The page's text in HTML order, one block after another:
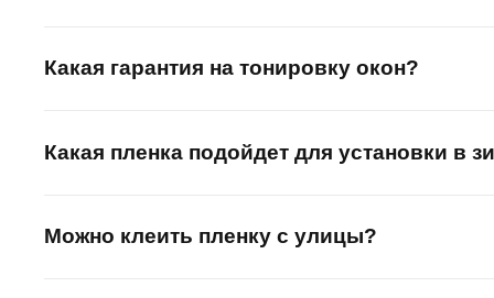
Толщина: 600 микрон.
: Это пленка наиболее
безопасности. Идеально подходит для
отличную защиту от механических
При выборе бронепленки важно учитывать
Какая гарантия на тонировку окон?
Какая пленка подойдет для установки в
Можно клеить пленку с улицы?